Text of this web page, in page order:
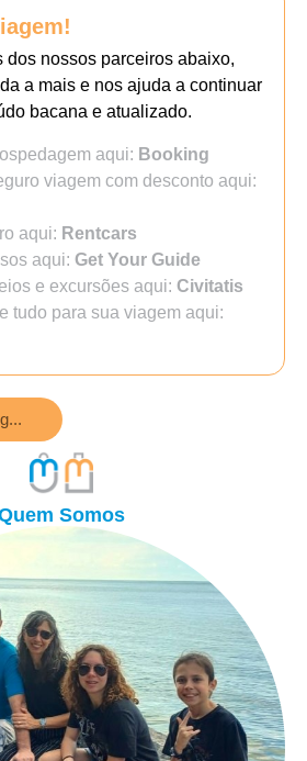
dos nossos parceiros abaixo,
a mais e nos ajuda a continuar
bacana e atualizado.
aqui: Booking
viagem com desconto aqui:
aqui: Rentcars
aqui: Get Your Guide
e excursões aqui: Civitatis
tudo para sua viagem aqui:
Somos